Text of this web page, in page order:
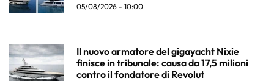
05/08/2026 - 10:00
Il nuovo armatore del gigayacht Nixie
finisce in tribunale: causa da 17,5 milioni
contro il fondatore di Revolut